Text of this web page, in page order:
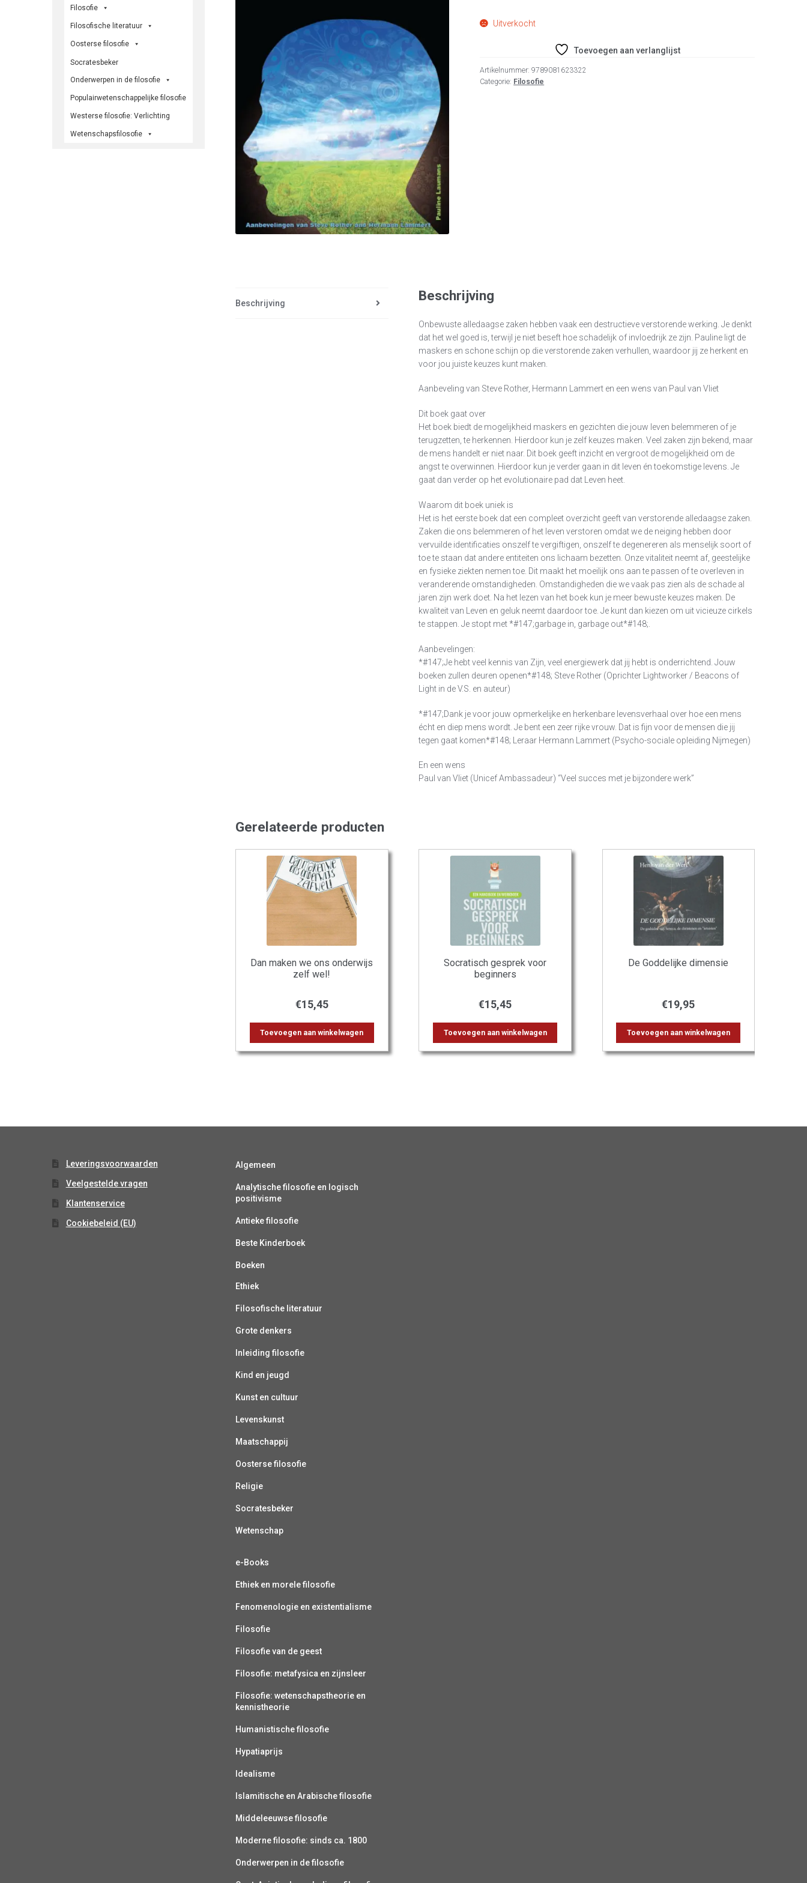
Uitverkocht
Toevoegen aan verlanglijst
Artikelnummer:9789081623322
Categorie: Filosofie
Beschrijving Beschrijving
Onbewuste alledaagse zaken hebben vaak een destructieve verstorende werking. Je denkt
dat het wel goed is, terwijl je niet beseft hoe schadelijk of invloedrijk ze zijn. Pauline ligt de
maskers en schone schijn op die verstorende zaken verhullen, waardoor jij ze herkent en
voor jou juiste keuzes kunt maken.
Aanbeveling van Steve Rother, Hermann Lammert en een wens van Paul van Vliet
Dit boek gaat over
Het boek biedt de mogelijkheid maskers en gezichten die jouw leven belemmeren of je
terugzetten, te herkennen. Hierdoor kun je zelf keuzes maken. Veel zaken zijn bekend, maar
de mens handelt er niet naar. Dit boek geeft inzicht en vergroot de mogelijkheid om de
angst te overwinnen. Hierdoor kun je verder gaan in dit leven én toekomstige levens. Je
gaat dan verder op het evolutionaire pad dat Leven heet.
Waarom dit boek uniek is
Het is het eerste boek dat een compleet overzicht geeft van verstorende alledaagse zaken.
Zaken die ons belemmeren of het leven verstoren omdat we de neiging hebben door
vervuilde identificaties onszelf te vergiftigen, onszelf te degenereren als menselijk soort of
toe te staan dat andere entiteiten ons lichaam bezetten. Onze vitaliteit neemt af, geestelijke
en fysieke ziekten nemen toe. Dit maakt het moeilijk ons aan te passen of te overleven in
veranderende omstandigheden. Omstandigheden die we vaak pas zien als de schade al
jaren zijn werk doet. Na het lezen van het boek kun je meer bewuste keuzes maken. De
kwaliteit van Leven en geluk neemt daardoor toe. Je kunt dan kiezen om uit vicieuze cirkels
te stappen. Je stopt met *#147;garbage in, garbage out*#148;.
Aanbevelingen:
*#147;Je hebt veel kennis van Zijn, veel energiewerk dat jij hebt is onderrichtend. Jouw
boeken zullen deuren openen*#148; Steve Rother (Oprichter Lightworker / Beacons of
Light in de V.S. en auteur)
*#147;Dank je voor jouw opmerkelijke en herkenbare levensverhaal over hoe een mens
écht en diep mens wordt. Je bent een zeer rijke vrouw. Dat is fijn voor de mensen die jij
tegen gaat komen*#148; Leraar Hermann Lammert (Psycho-sociale opleiding Nijmegen)
En een wens
Paul van Vliet (Unicef Ambassadeur) “Veel succes met je bijzondere werk”
Gerelateerde producten
Dan maken we ons onderwijs
zelf wel!
€15,45
Toevoegen aan winkelwagen
Socratisch gesprek voor
beginners
€15,45
Toevoegen aan winkelwagen
De Goddelijke dimensie
€19,95
Toevoegen aan winkelwagen
Filosofie
Filosofische literatuur
Oosterse filosofie
Socratesbeker
Onderwerpen in de filosofie
Populairwetenschappelijke filosofie
Westerse filosofie: Verlichting
Wetenschapsfilosofie
Leveringsvoorwaarden
Veelgestelde vragen
Klantenservice
Cookiebeleid (EU)
Algemeen
Analytische filosofie en logisch
positivisme
Antieke filosofie
Beste Kinderboek
Boeken
Ethiek
Filosofische literatuur
Grote denkers
Inleiding filosofie
Kind en jeugd
Kunst en cultuur
Levenskunst
Maatschappij
Oosterse filosofie
Religie
Socratesbeker
Wetenschap
e-Books
Ethiek en morele filosofie
Fenomenologie en existentialisme
Filosofie
Filosofie van de geest
Filosofie: metafysica en zijnsleer
Filosofie: wetenschapstheorie en
kennistheorie
Humanistische filosofie
Hypatiaprijs
Idealisme
Islamitische en Arabische filosofie
Middeleeuwse filosofie
Moderne filosofie: sinds ca. 1800
Onderwerpen in de filosofie